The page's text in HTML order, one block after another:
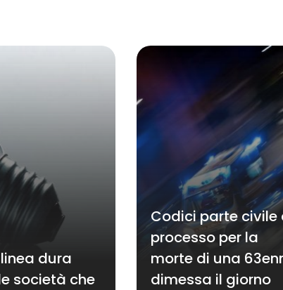
dura
società che
Codici parte civile
processo per la
morte di una
dimessa il giorno